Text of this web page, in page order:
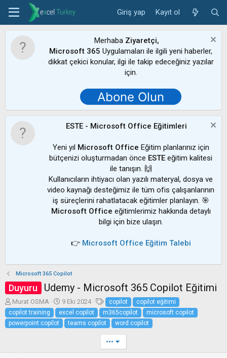
Giriş yap Kayıt ol
Merhaba Ziyaretçi,
Microsoft 365 Uygulamaları ile ilgili yeni haberler,
dikkat çekici konular, ilgi ile takip edeceğiniz yazılar
için.
Abone Olun
ESTE - Microsoft Office Eğitimleri
Yeni yıl Microsoft Office Eğitim planlarınız için
bütçenizi oluşturmadan önce ESTE eğitim kalitesi
ile tanışın. 🙌
Kullanıcıların ihtiyacı olan yazılı materyal, dosya ve
video kaynağı desteğimiz ile tüm ofis çalışanlarının
iş süreçlerini rahatlatacak eğitimler planlayın. 🎯
Microsoft Office eğitimlerimiz hakkında detaylı
bilgi için bize ulaşın.
👉 Microsoft Office Eğitim Talebi
Microsoft 365 Copilot
Duyuru Udemy - Microsoft 365 Copilot Eğitimi
K
o
n
b
Murat OSMA
B
a
ş
l
9 Eki 2024
E
t
i
k
copilot
copilot eğitimi
copilot training
excel copilot m365copilot
microsoft copilot
powerpoint copilot
teams copilot word copilot
•••